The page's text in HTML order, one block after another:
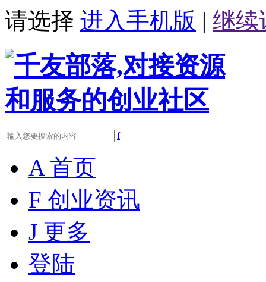
请选择 进入手机版 | 继续
f
A 首页
F 创业资讯
J 更多
登陆